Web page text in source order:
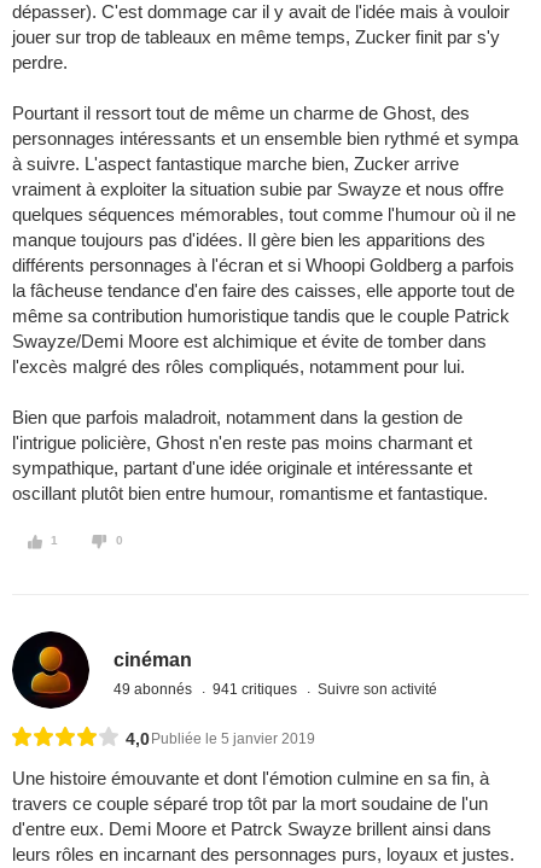
dépasser). C'est dommage car il y avait de l'idée mais à vouloir
jouer sur trop de tableaux en même temps, Zucker finit par s'y
perdre.
Pourtant il ressort tout de même un charme de Ghost, des
personnages intéressants et un ensemble bien rythmé et sympa
à suivre. L'aspect fantastique marche bien, Zucker arrive
vraiment à exploiter la situation subie par Swayze et nous offre
quelques séquences mémorables, tout comme l'humour où il ne
manque toujours pas d'idées. Il gère bien les apparitions des
différents personnages à l'écran et si Whoopi Goldberg a parfois
la fâcheuse tendance d'en faire des caisses, elle apporte tout de
même sa contribution humoristique tandis que le couple Patrick
Swayze/Demi Moore est alchimique et évite de tomber dans
l'excès malgré des rôles compliqués, notamment pour lui.
Bien que parfois maladroit, notamment dans la gestion de
l'intrigue policière, Ghost n'en reste pas moins charmant et
sympathique, partant d'une idée originale et intéressante et
oscillant plutôt bien entre humour, romantisme et fantastique.
1 0
cinéman
49 abonnés 941 critiques Suivre son activité
4,0 Publiée le 5 janvier 2019
Une histoire émouvante et dont l'émotion culmine en sa fin, à
travers ce couple séparé trop tôt par la mort soudaine de l'un
d'entre eux. Demi Moore et Patrck Swayze brillent ainsi dans
leurs rôles en incarnant des personnages purs, loyaux et justes.